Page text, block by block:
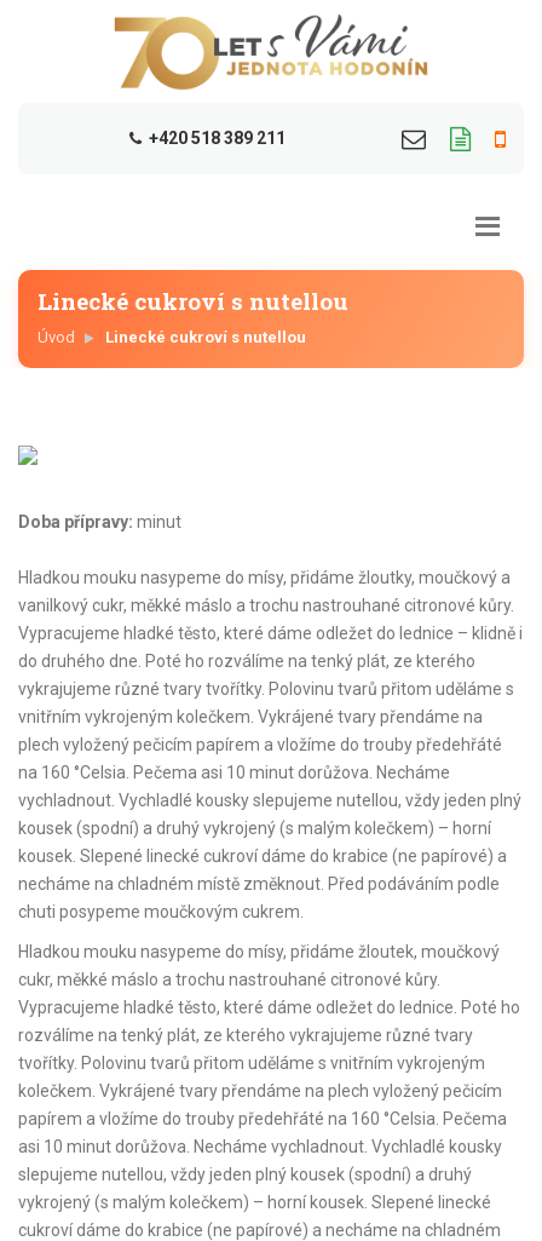
+420 518 389 211
Linecké cukroví s nutellou
Úvod Linecké cukroví s nutellou
Doba přípravy: minut
Hladkou mouku nasypeme do mísy, přidáme žloutky, moučkový a
vanilkový cukr, měkké máslo a trochu nastrouhané citronové kůry.
Vypracujeme hladké těsto, které dáme odležet do lednice – klidně i
do druhého dne. Poté ho rozválíme na tenký plát, ze kterého
vykrajujeme různé tvary tvořítky. Polovinu tvarů přitom uděláme s
vnitřním vykrojeným kolečkem. Vykrájené tvary přendáme na
plech vyložený pečicím papírem a vložíme do trouby předehřáté
na 160 °Celsia. Pečema asi 10 minut dorůžova. Necháme
vychladnout. Vychladlé kousky slepujeme nutellou, vždy jeden plný
kousek (spodní) a druhý vykrojený (s malým kolečkem) – horní
kousek. Slepené linecké cukroví dáme do krabice (ne papírové) a
necháme na chladném místě změknout. Před podáváním podle
chuti posypeme moučkovým cukrem.
Hladkou mouku nasypeme do mísy, přidáme žloutek, moučkový
cukr, měkké máslo a trochu nastrouhané citronové kůry.
Vypracujeme hladké těsto, které dáme odležet do lednice. Poté ho
rozválíme na tenký plát, ze kterého vykrajujeme různé tvary
tvořítky. Polovinu tvarů přitom uděláme s vnitřním vykrojeným
kolečkem. Vykrájené tvary přendáme na plech vyložený pečicím
papírem a vložíme do trouby předehřáté na 160 °Celsia. Pečema
asi 10 minut dorůžova. Necháme vychladnout. Vychladlé kousky
slepujeme nutellou, vždy jeden plný kousek (spodní) a druhý
vykrojený (s malým kolečkem) – horní kousek. Slepené linecké
cukroví dáme do krabice (ne papírové) a necháme na chladném